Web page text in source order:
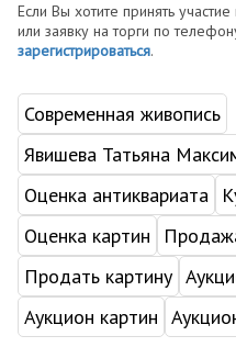
Если Вы хотите принять
или заявку на торги по
зарегистрироваться.
Современная живопись
Явишева Татьяна
Оценка антиквариата
Оценка картин
Продать картину
Аукцион картин